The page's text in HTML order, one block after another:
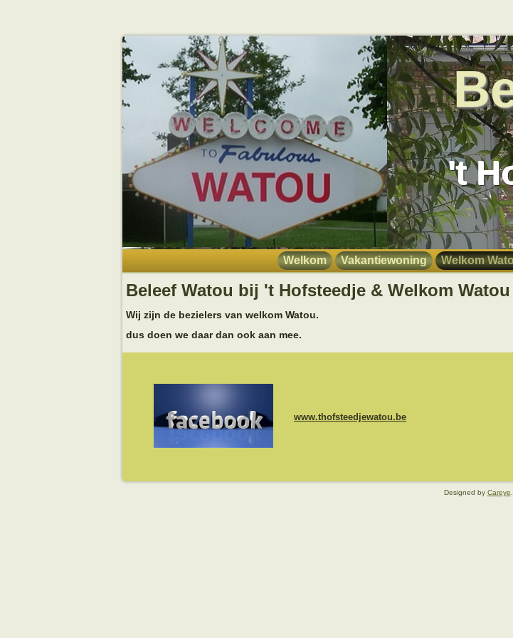
't
Welkom Vakantiewoning Welkom
Beleef Watou bij 't Hofsteedje & Welkom Watou
Wij zijn de bezielers van welkom Watou.
dus doen we daar dan ook aan mee.
www.thofsteedjewatou.be
Designed by Careye